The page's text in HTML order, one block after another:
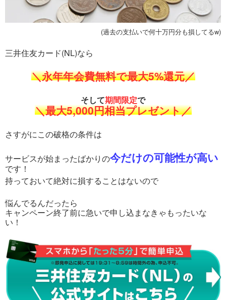
(過去の支払いで何十万円分も損してるw)
三井住友カード(NL)なら
＼永年年会費無料で最大5%還元／
そして期間限定で
＼最大5,000円相当プレゼント／
さすがにこの破格の条件は
サービスが始まったばかりの今だけの可能性が高い
です！
持っておいて絶対に損することはないので
悩んでるんだったら
キャンペーン終了前に急いで申し込まなきゃもったいな
い！